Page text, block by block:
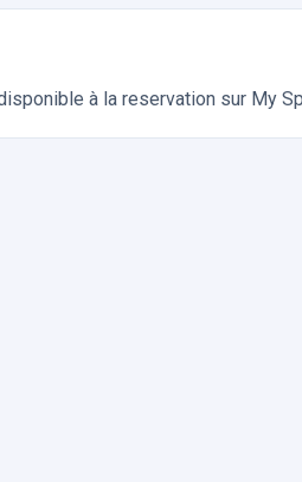
à la reservation sur My